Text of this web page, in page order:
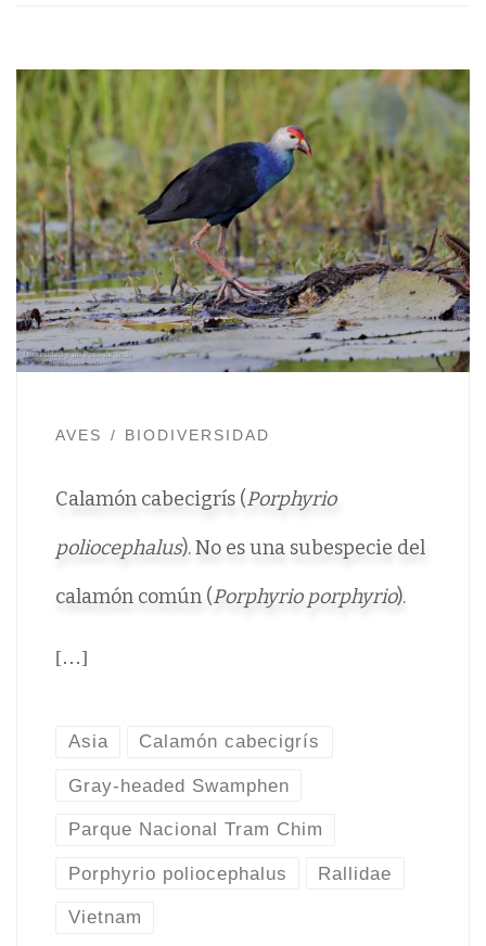
AVES BIODIVERSIDAD
Calamón cabecigrís (Porphyrio
poliocephalus). No es una subespecie del
calamón común (Porphyrio porphyrio).
[…]
Asia Calamón cabecigrís
Gray-headed Swamphen
Parque Nacional Tram Chim
Porphyrio poliocephalus Rallidae
Vietnam